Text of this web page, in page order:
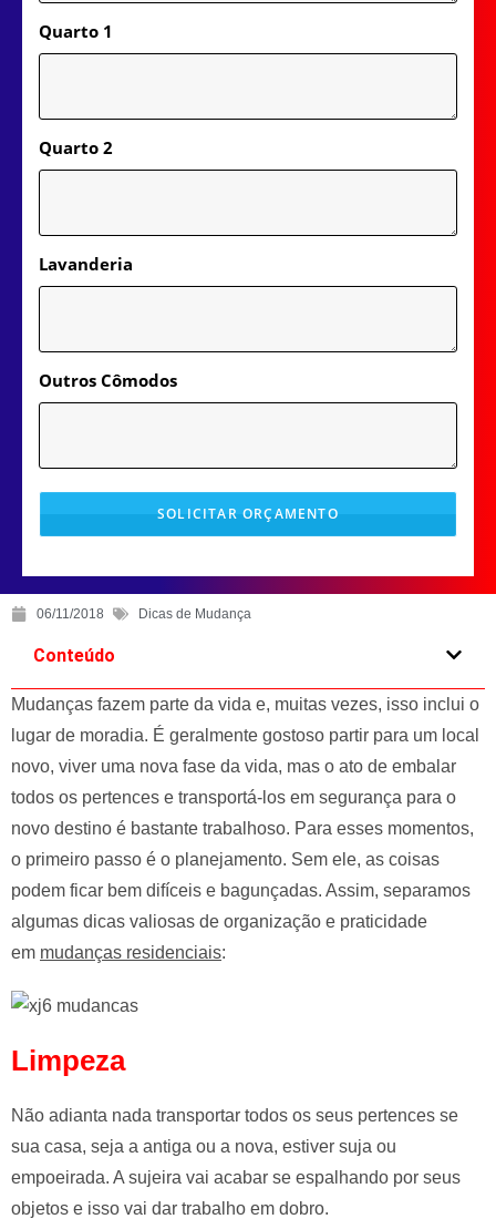
Quarto 1
Quarto 2
Lavanderia
Outros Cômodos
SOLICITAR ORÇAMENTO
h
i
s
i
e
l
d
o
u
l
d
e
e
t
b
l
a
06/11/2018 Dicas de Mudança
Conteúdo
Mudanças fazem parte da vida e, muitas vezes, isso inclui o
lugar de moradia. É geralmente gostoso partir para um local
novo, viver uma nova fase da vida, mas o ato de embalar
todos os pertences e transportá-los em segurança para o
novo destino é bastante trabalhoso. Para esses momentos,
o primeiro passo é o planejamento. Sem ele, as coisas
podem ficar bem difíceis e bagunçadas. Assim, separamos
algumas dicas valiosas de organização e praticidade
em mudanças residenciais:
Limpeza
Não adianta nada transportar todos os seus pertences se
sua casa, seja a antiga ou a nova, estiver suja ou
empoeirada. A sujeira vai acabar se espalhando por seus
objetos e isso vai dar trabalho em dobro.